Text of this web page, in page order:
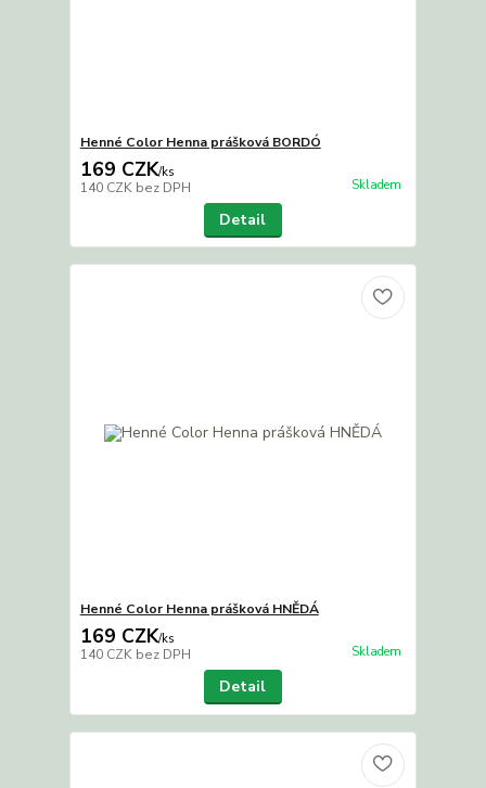
Henné Color Henna prášková BORDÓ
169 CZK/ks
140 CZK bez DPH Skladem
Detail
Henné Color Henna prášková HNĚDÁ
169 CZK/ks
140 CZK bez DPH Skladem
Detail